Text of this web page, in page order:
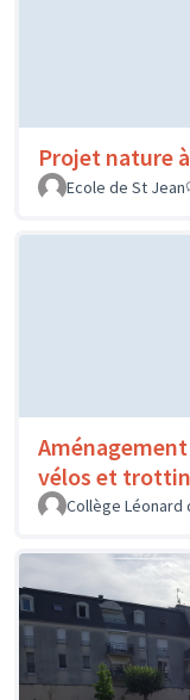
Projet nature
Ecole de St Jean
vélos et
Collège Léonard